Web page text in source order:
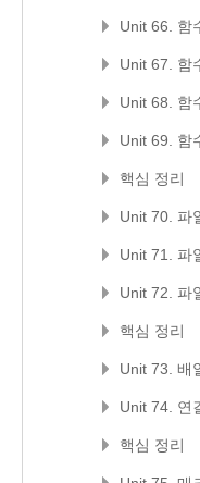
Unit 66. 함
Unit 67. 함
Unit 68. 함
Unit 69. 함
핵심 정리
Unit 70. 파
Unit 71. 파
Unit 72. 파
핵심 정리
Unit 73. 배
Unit 74. 연
핵심 정리